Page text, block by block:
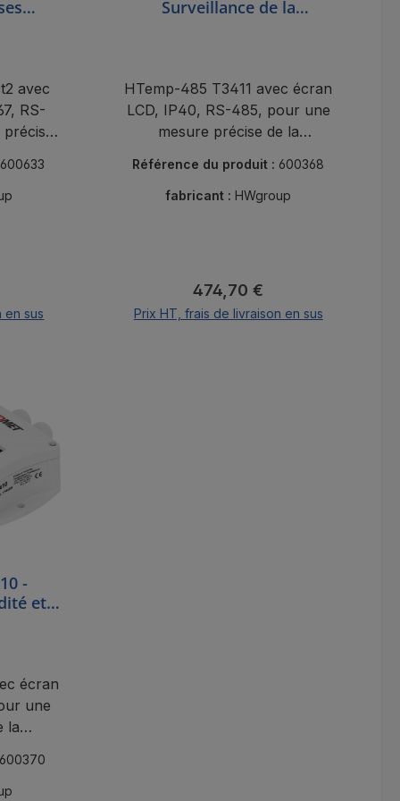
avec
RS-
600633
en sus
Surveillance de la
HTemp-485 T3411 avec écran
LCD, IP40, RS-485, pour une
mesure précise de la
dans les applications
industrielles.
Référence du produit : 600368
fabricant : HWgroup
Prix régulier :
474,70 €
Prix HT, frais de livraison en sus
-
et
écran
une
la
dans
600370